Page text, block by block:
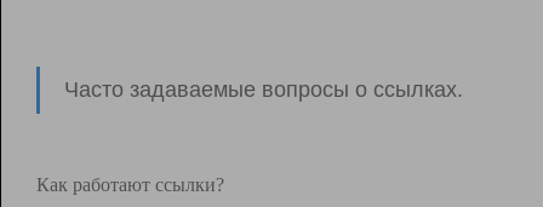
Часто задаваемые вопросы о ссылках.
Как работают ссылки?